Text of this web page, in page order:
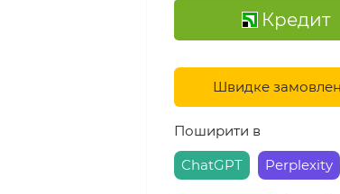
Кредит
Швидке
Поширити в
ChatGPT
Perplexity